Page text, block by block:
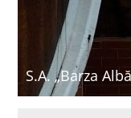
S.A. „Barza